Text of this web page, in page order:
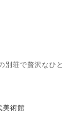
別荘で贅沢なひと
美術館